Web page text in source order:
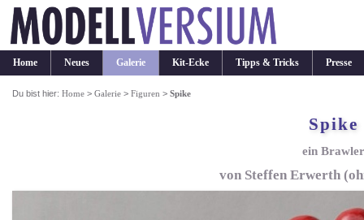
Home Neues Galerie Kit-Ecke Tipps & Tricks Presse
Du bist hier:Home >Galerie >Figuren >Spike
Spike
ein Brawler
von Steffen Erwerth